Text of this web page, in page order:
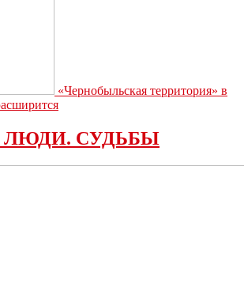
«Чернобыльская территория» в
ЛЮДИ. СУДЬБЫ